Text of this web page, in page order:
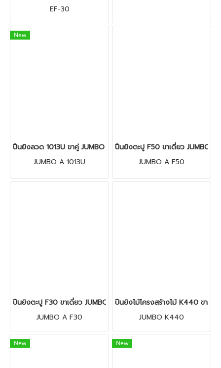
EF-30
New
ปืนยิงลวด 1013U ขาคู่ JUMBO A
JUMBO A 1013U
ปืนยิงตะปู F50 ขาเดี่ยว JUMBO A
JUMBO A F50
ปืนยิงตะปู F30 ขาเดี่ยว JUMBO A
JUMBO A F30
ปืนยิงไม้โครงสร้างไม้ K440 ขาคู่
JUMBO K440
New New